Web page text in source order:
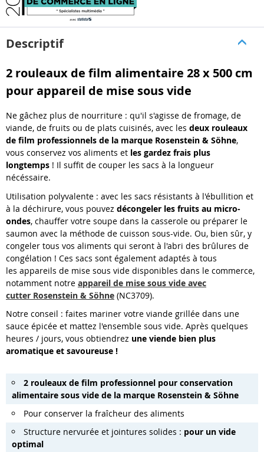
Descriptif
2 rouleaux de film alimentaire 28 x 500 cm
pour appareil de mise sous vide
Ne gâchez plus de nourriture : qu'il s'agisse de fromage, de
viande, de fruits ou de plats cuisinés, avec les deux rouleaux
de film professionnels de la marque Rosenstein & Söhne,
vous conservez vos aliments et les gardez frais plus
longtemps ! Il suffit de couper les sacs à la longueur
nécéssaire.
Utilisation polyvalente : avec les sacs résistants à l'ébullition et
à la déchirure, vous pouvez décongeler les fruits au micro-
ondes, chauffer votre soupe dans la casserole ou préparer le
saumon avec la méthode de cuisson sous-vide. Ou, bien sûr, y
congeler tous vos aliments qui seront à l'abri des brûlures de
congélation ! Ces sacs sont également adaptés à tous
les appareils de mise sous vide disponibles dans le commerce,
notamment notre appareil de mise sous vide avec
cutter Rosenstein & Söhne (NC3709).
Notre conseil : faites mariner votre viande grillée dans une
sauce épicée et mattez l'ensemble sous vide. Après quelques
heures / jours, vous obtiendrez une viende bien plus
aromatique et savoureuse !
2 rouleaux de film professionnel pour conservation
alimentaire sous vide de la marque Rosenstein & Söhne
Pour conserver la fraîcheur des aliments
Structure nervurée et jointures solides : pour un vide
optimal